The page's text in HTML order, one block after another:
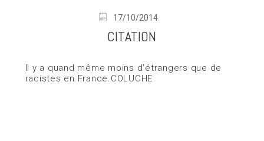
17/10/2014
CITATION
Il y a quand même moins d’étrangers que de
racistes en France.COLUCHE